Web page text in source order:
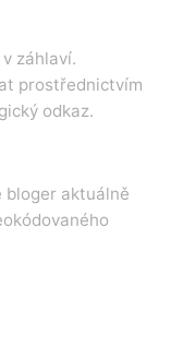
záhlaví.
prostřednictvím
odkaz.
bloger aktuálně